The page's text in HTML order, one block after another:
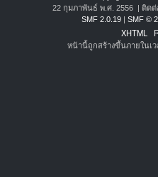
22 กุมภาพันธ์ พ.ศ. 2556 | ติดต่
SMF 2.0.19 | SMF ©
XHTML
หน้านี้ถูกสร้างขึ้นภายในเ